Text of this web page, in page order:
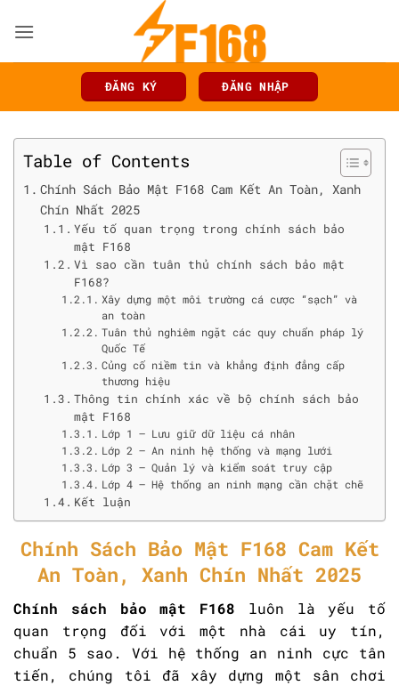
qua
ĐĂNG KÝ ĐĂNG NHẬP
Table of Contents
Chính Sách Bảo Mật F168 Cam Kết An Toàn, Xanh
Chín Nhất 2025
Yếu tố quan trọng trong chính sách bảo
mật F168
Vì sao cần tuân thủ chính sách bảo mật
F168?
Xây dựng một môi trường cá cược “sạch” và
an toàn
Tuân thủ nghiêm ngặt các quy chuẩn pháp lý
Quốc Tế
Củng cố niềm tin và khẳng định đẳng cấp
thương hiệu
Thông tin chính xác về bộ chính sách bảo
mật F168
Lớp 1 – Lưu giữ dữ liệu cá nhân
Lớp 2 – An ninh hệ thống và mạng lưới
Lớp 3 – Quản lý và kiểm soát truy cập
Lớp 4 – Hệ thống an ninh mạng cần chặt chẽ
Kết luận
Chính Sách Bảo Mật F168 Cam Kết
An Toàn, Xanh Chín Nhất 2025
Chính sách bảo mật F168 luôn là yếu tố
quan trọng đối với một nhà cái uy tín,
chuẩn 5 sao. Với hệ thống an ninh cực tân
tiến, chúng tôi đã xây dựng một sân chơi